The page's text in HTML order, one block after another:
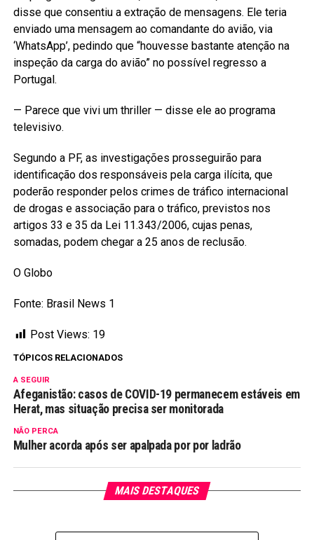
disse que consentiu a extração de mensagens. Ele teria
enviado uma mensagem ao comandante do avião, via
‘WhatsApp’, pedindo que “houvesse bastante atenção na
inspeção da carga do avião” no possível regresso a
Portugal.
— Parece que vivi um thriller — disse ele ao programa
televisivo.
Segundo a PF, as investigações prosseguirão para
identificação dos responsáveis pela carga ilícita, que
poderão responder pelos crimes de tráfico internacional
de drogas e associação para o tráfico, previstos nos
artigos 33 e 35 da Lei 11.343/2006, cujas penas,
somadas, podem chegar a 25 anos de reclusão.
O Globo
Fonte: Brasil News 1
Post Views: 19
TÓPICOS RELACIONADOS
A SEGUIR
Afeganistão: casos de COVID-19 permanecem estáveis em
Herat, mas situação precisa ser monitorada
NÃO PERCA
Mulher acorda após ser apalpada por por ladrão
MAIS DESTAQUES